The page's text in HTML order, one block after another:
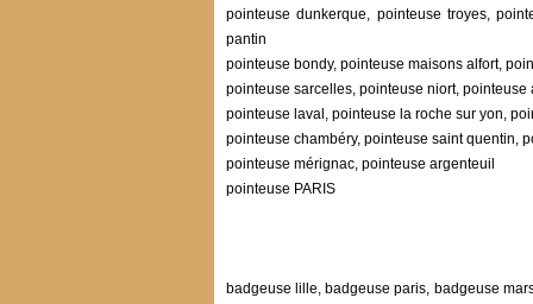
pointeuse dunkerque, pointeuse troyes,
pantin
pointeuse bondy, pointeuse maisons alfort,
pointeuse sarcelles, pointeuse niort,
pointeuse laval, pointeuse la roche sur yon,
pointeuse chambéry, pointeuse saint quentin,
pointeuse mérignac, pointeuse argenteuil
pointeuse PARIS
badgeuse lille, badgeuse paris, badgeuse